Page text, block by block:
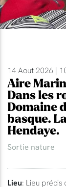
14 Aout 2026 |
Aire
Dans les
Domaine
basque.
Hendaye.
Sortie nature
Lieu: Lieu précis